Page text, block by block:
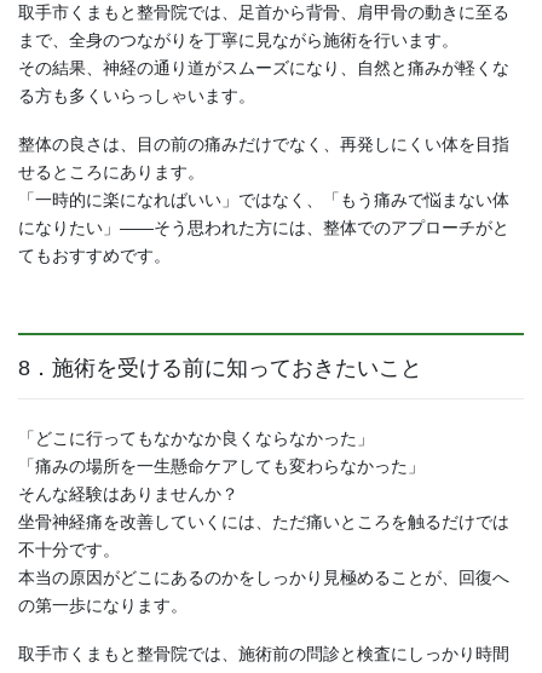
取手市くまもと整骨院では、足首から背骨、肩甲骨の動きに至る
まで、全身のつながりを丁寧に見ながら施術を行います。
その結果、神経の通り道がスムーズになり、自然と痛みが軽くな
る方も多くいらっしゃいます。
整体の良さは、目の前の痛みだけでなく、再発しにくい体を目指
せるところにあります。
「一時的に楽になればいい」ではなく、「もう痛みで悩まない体
になりたい」――そう思われた方には、整体でのアプローチがと
てもおすすめです。
8．施術を受ける前に知っておきたいこと
「どこに行ってもなかなか良くならなかった」
「痛みの場所を一生懸命ケアしても変わらなかった」
そんな経験はありませんか？
坐骨神経痛を改善していくには、ただ痛いところを触るだけでは
不十分です。
本当の原因がどこにあるのかをしっかり見極めることが、回復へ
の第一歩になります。
取手市くまもと整骨院では、施術前の問診と検査にしっかり時間